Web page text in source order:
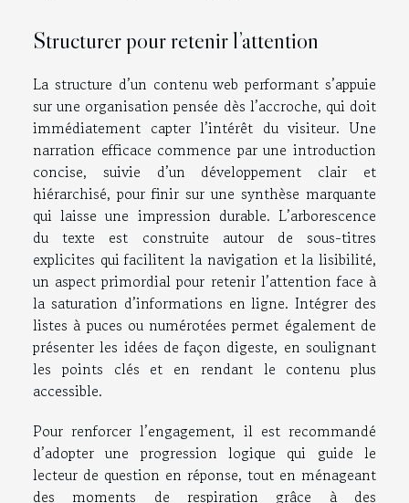
Structurer pour retenir l’attention
La structure d’un contenu web performant s’appuie
sur une organisation pensée dès l’accroche, qui doit
immédiatement capter l’intérêt du visiteur. Une
narration efficace commence par une introduction
concise, suivie d’un développement clair et
hiérarchisé, pour finir sur une synthèse marquante
qui laisse une impression durable. L’arborescence
du texte est construite autour de sous-titres
explicites qui facilitent la navigation et la lisibilité,
un aspect primordial pour retenir l’attention face à
la saturation d’informations en ligne. Intégrer des
listes à puces ou numérotées permet également de
présenter les idées de façon digeste, en soulignant
les points clés et en rendant le contenu plus
accessible.
Pour renforcer l’engagement, il est recommandé
d’adopter une progression logique qui guide le
lecteur de question en réponse, tout en ménageant
des moments de respiration grâce à des